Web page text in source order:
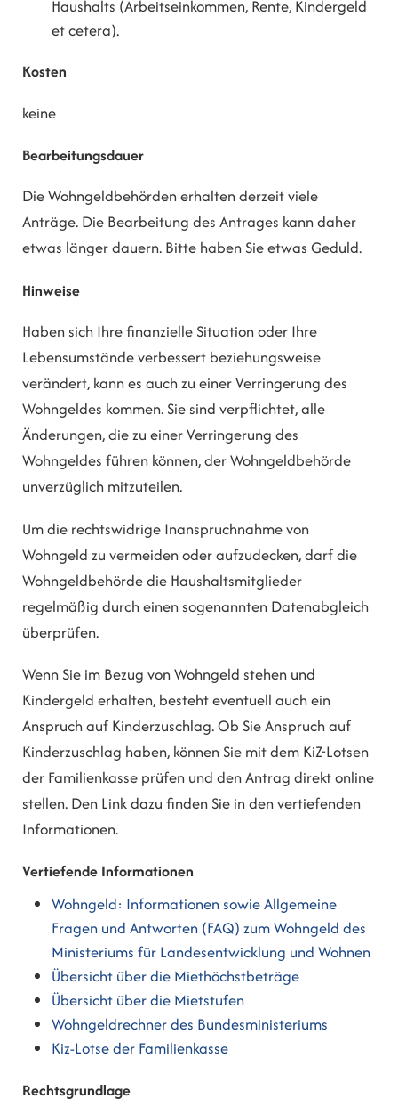
Haushalts (Arbeitseinkommen, Rente, Kindergeld
et cetera).
Kosten
keine
Bearbeitungsdauer
Die Wohngeldbehörden erhalten derzeit viele
Anträge. Die Bearbeitung des Antrages kann daher
etwas länger dauern. Bitte haben Sie etwas Geduld.
Hinweise
Haben sich Ihre finanzielle Situation oder Ihre
Lebensumstände verbessert beziehungsweise
verändert, kann es auch zu einer Verringerung des
Wohngeldes kommen. Sie sind verpflichtet, alle
Änderungen, die zu einer Verringerung des
Wohngeldes führen können, der Wohngeldbehörde
unverzüglich mitzuteilen.
Um die rechtswidrige Inanspruchnahme von
Wohngeld zu vermeiden oder aufzudecken, darf die
Wohngeldbehörde die Haushaltsmitglieder
regelmäßig durch einen sogenannten Datenabgleich
überprüfen.
Wenn Sie im Bezug von Wohngeld stehen und
Kindergeld erhalten, besteht eventuell auch ein
Anspruch auf Kinderzuschlag. Ob Sie Anspruch auf
Kinderzuschlag haben, können Sie mit dem KiZ-Lotsen
der Familienkasse prüfen und den Antrag direkt online
stellen. Den Link dazu finden Sie in den vertiefenden
Informationen.
Vertiefende Informationen
Wohngeld: Informationen sowie Allgemeine
Fragen und Antworten (FAQ) zum Wohngeld des
Ministeriums für Landesentwicklung und Wohnen
Übersicht über die Miethöchstbeträge
Übersicht über die Mietstufen
Wohngeldrechner des Bundesministeriums
Kiz-Lotse der Familienkasse
Rechtsgrundlage